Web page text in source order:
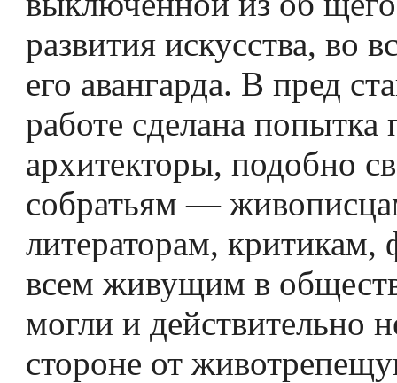
развития искусства, во
его авангарда. В пред­
работе сделана попытка
архитекторы, подобно
собратьям —
литераторам,
всем живущим в
могли и действительно
стороне от